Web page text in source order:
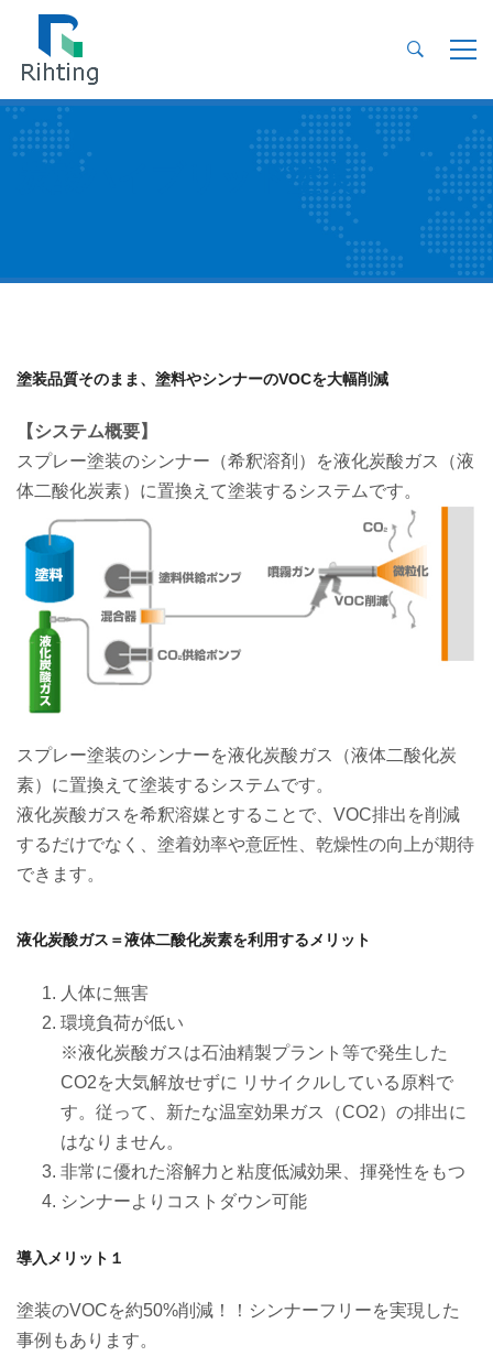
炭酸ハイブリッド塗装
塗装品質そのまま、塗料やシンナーのVOCを大幅削減
【システム概要】
スプレー塗装のシンナー（希釈溶剤）を液化炭酸ガス（液
体二酸化炭素）に置換えて塗装するシステムです。
スプレー塗装のシンナーを液化炭酸ガス（液体二酸化炭
素）に置換えて塗装するシステムです。
液化炭酸ガスを希釈溶媒とすることで、VOC排出を削減
するだけでなく、塗着効率や意匠性、乾燥性の向上が期待
できます。
液化炭酸ガス＝液体二酸化炭素を利用するメリット
人体に無害
環境負荷が低い
※液化炭酸ガスは石油精製プラント等で発生した
CO2を大気解放せずに リサイクルしている原料で
す。従って、新たな温室効果ガス（CO2）の排出に
はなりません。
非常に優れた溶解力と粘度低減効果、揮発性をもつ
シンナーよりコストダウン可能
導入メリット１
塗装のVOCを約50%削減！！シンナーフリーを実現した
事例もあります。